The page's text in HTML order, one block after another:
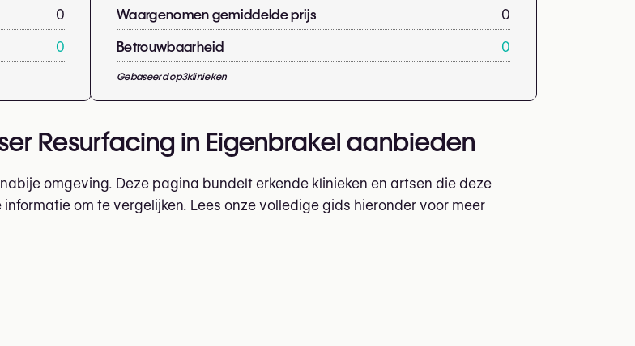
0
0
Waargenomen gemiddelde prijs
0
Betrouwbaarheid
0
Gebaseerd op3klinieken
Resurfacing in Eigenbrakel aanbieden
omgeving. Deze pagina bundelt erkende klinieken en artsen die deze
om te vergelijken. Lees onze volledige gids hieronder voor meer